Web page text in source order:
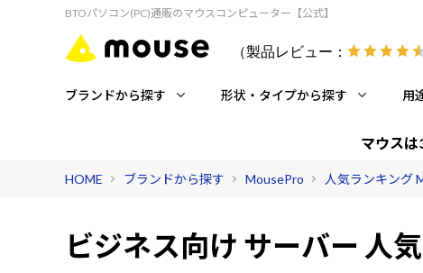
BTOパソコン(PC)通販のマウスコンピューター【公式】
（製品レビュー：
ブランドから探す 形状・タイプから探す 用
マウス
HOME ブランドから探す MousePro 人気ランキング
ビジネス向け サーバー 人